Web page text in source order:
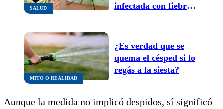
SALUD
infectada con fiebre
sobre la necesidad de
vacunarse antes de
viajar a zonas de
riesgo
MITO O REALIDAD
¿Es verdad que se
quema el césped si lo
regás a la siesta?
Aunque la medida no implicó despidos, sí significó